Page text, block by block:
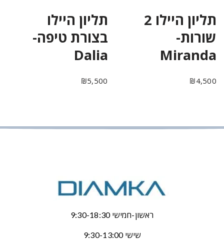
תליון היילו 2
שורות-
Miranda
₪4,500
תליון היילו
בצורת טיפה-
Dalia
₪5,500
ראשון-חמישי 9:30-18:30
שישי 9:30-13:00